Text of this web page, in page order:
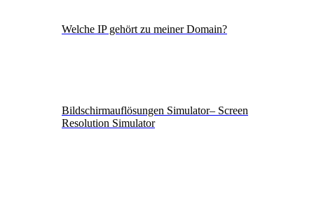
Welche IP gehört zu meiner Domain?
Bildschirmauflösungen Simulator– Screen
Resolution Simulator